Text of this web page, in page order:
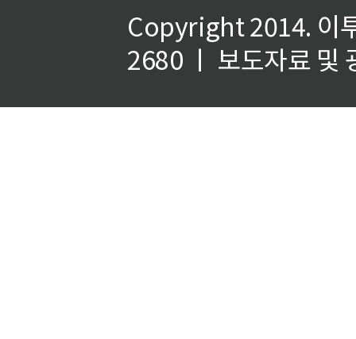
Copyright 2014. 이
2680 ㅣ 보도자료